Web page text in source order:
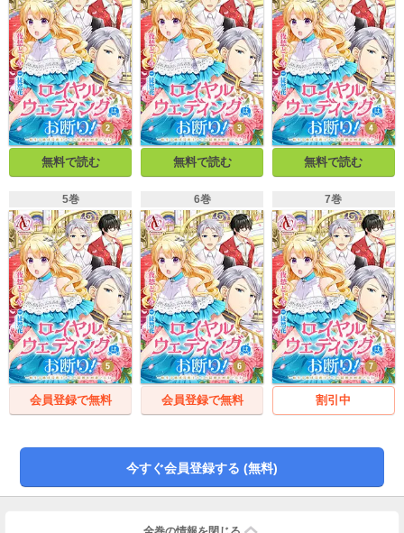
無料で読む 無料で読む 無料で読む
5巻
会員登録で無料
6巻
会員登録で無料
7巻
割引中
今すぐ会員登録する (無料)